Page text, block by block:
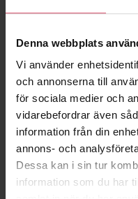
Denna webbplats
Vi använder
och annonserna till
för sociala medier och
vidarebefordrar även
information från din
annons- och
Dessa kan i sin tur
information som du har